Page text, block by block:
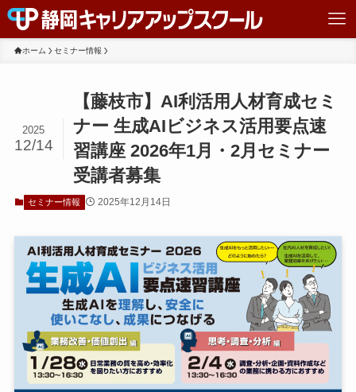
ホーム セミナー情報
【藤枝市】AI利活用人材育成セミ
ナー 生成AIビジネス活用要点速
習講座 2026年1月・2月セミナー
受講者募集
2025
12/14
セミナー情報 2025年12月14日